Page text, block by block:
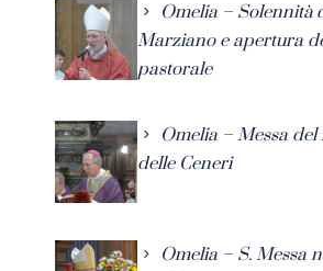
Omelia – Solennità
Marziano e apertura
pastorale
Omelia – Messa
delle Ceneri
Omelia – S. Messa